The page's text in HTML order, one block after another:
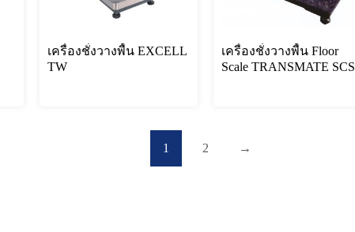
เครื่องชั่งวางพื้น EXCELL
TW
เครื่องชั่งวางพื้น Floor
Scale TRANSMATE SCS
1 2 →